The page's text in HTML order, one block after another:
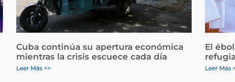
Cuba continúa su apertura económica
mientras la crisis escuece cada día
Leer Más >>
El
Leer Más